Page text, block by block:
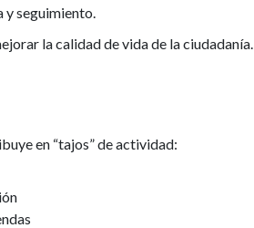
seguimiento.
la calidad de vida de la ciudadanía.
en “tajos” de actividad: